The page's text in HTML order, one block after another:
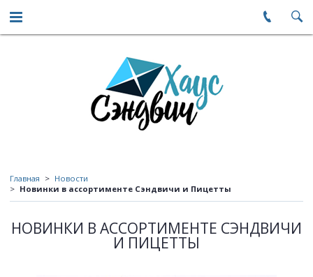
Главная
Новости
Новинки в ассортименте Сэндвичи и Пицетты
НОВИНКИ В АССОРТИМЕНТЕ СЭНДВИЧИ
И ПИЦЕТТЫ